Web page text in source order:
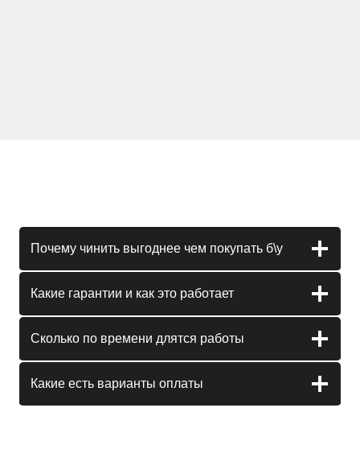
Почему чинить выгоднее чем покупать б\у
Какие гарантии и как это работает
Сколько по времени длятся работы
Какие есть варианты оплаты